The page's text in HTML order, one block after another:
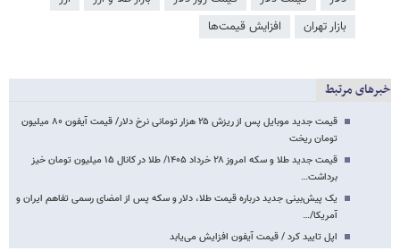
بازار تهران
افزایش قیمت‌ها
خبرهای مرتبط
قیمت جدید موبایل پس از ریزش ۲۵ هزار تومانی نرخ دلار/ قیمت آیفون ۸۰ میلیون
تومان ریخت
قیمت جدید طلا و سکه امروز ۲۸ خرداد ۱۴۰۵/ طلا در کانال ۱۵ میلیون تومان خیز
برداشت…
یک پیش‌بینی جدید درباره قیمت طلا، دلار و سکه پس از امضای رسمی تفاهم ایران و
آمریکا/…
اپل تایید کرد / قیمت آیفون افزایش می‌یابد